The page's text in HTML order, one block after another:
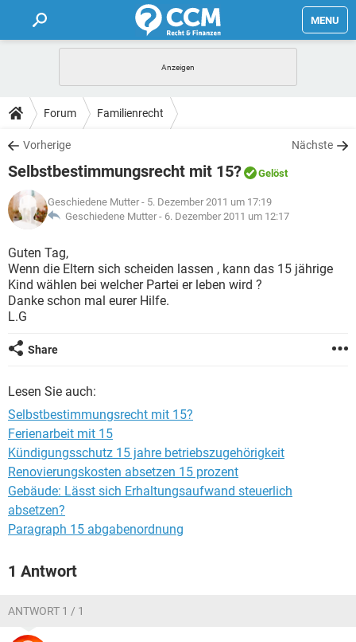
MENU
FORUM
TIPPS
Forum Familienrecht
Vorherige Nächste
Selbstbestimmungsrecht mit 15? Gelöst
Geschiedene Mutter - 5. Dezember 2011 um 17:19
Geschiedene Mutter - 6. Dezember 2011 um 12:17
Guten Tag,
Wenn die Eltern sich scheiden lassen , kann das 15 jährige
Kind wählen bei welcher Partei er leben wird ?
Danke schon mal eurer Hilfe.
L.G
Share
Lesen Sie auch:
Selbstbestimmungsrecht mit 15?
Ferienarbeit mit 15
Kündigungsschutz 15 jahre betriebszugehörigkeit
Renovierungskosten absetzen 15 prozent
Gebäude: Lässt sich Erhaltungsaufwand steuerlich
absetzen?
Paragraph 15 abgabenordnung
1 Antwort
ANTWORT 1 / 1